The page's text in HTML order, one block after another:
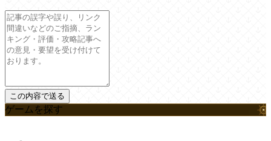
ゲームを探す